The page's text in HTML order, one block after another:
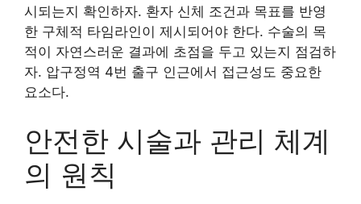
시되는지 확인하자. 환자 신체 조건과 목표를 반영
한 구체적 타임라인이 제시되어야 한다. 수술의 목
적이 자연스러운 결과에 초점을 두고 있는지 점검하
자. 압구정역 4번 출구 인근에서 접근성도 중요한
요소다.
안전한 시술과 관리 체계
의 원칙